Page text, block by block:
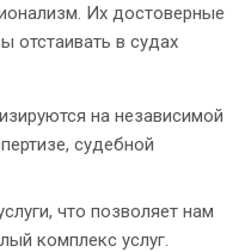
Их достоверные
отстаивать в судах
на независимой
судебной
что позволяет нам
комплекс услуг.